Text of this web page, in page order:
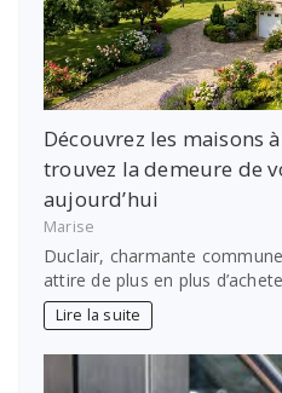
Découvrez les maisons
trouvez la demeure de
aujourd’hui
Marise
Duclair, charmante
attire de plus en plus
Lire la suite